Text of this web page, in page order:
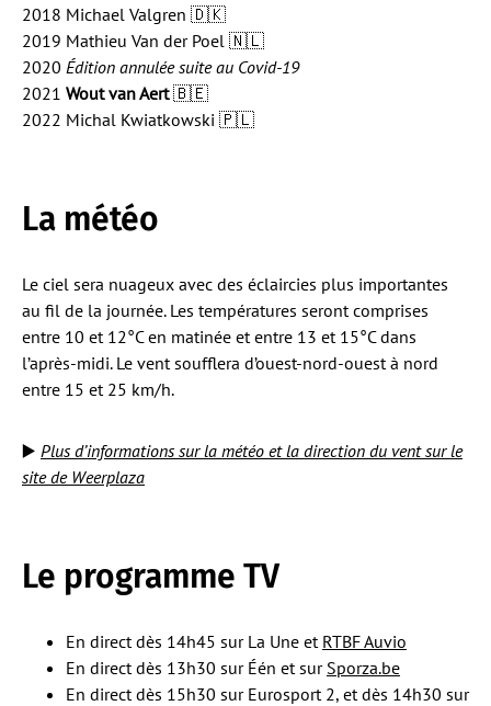
2018 Michael Valgren 🇩🇰
2019 Mathieu Van der Poel 🇳🇱
2020 Édition annulée suite au Covid-19
2021 Wout van Aert🇧🇪
2022 Michal Kwiatkowski 🇵🇱
La météo
Le ciel sera nuageux avec des éclaircies plus importantes
au fil de la journée. Les températures seront comprises
entre 10 et 12°C en matinée et entre 13 et 15°C dans
l’après-midi. Le vent soufflera d’ouest-nord-ouest à nord
entre 15 et 25 km/h.
▶️ Plus d’informations sur la météo et la direction du vent sur le
site de Weerplaza
Le programme TV
En direct dès 14h45 sur La Une et RTBF Auvio
En direct dès 13h30 sur Één et sur Sporza.be
En direct dès 15h30 sur Eurosport 2, et dès 14h30 sur